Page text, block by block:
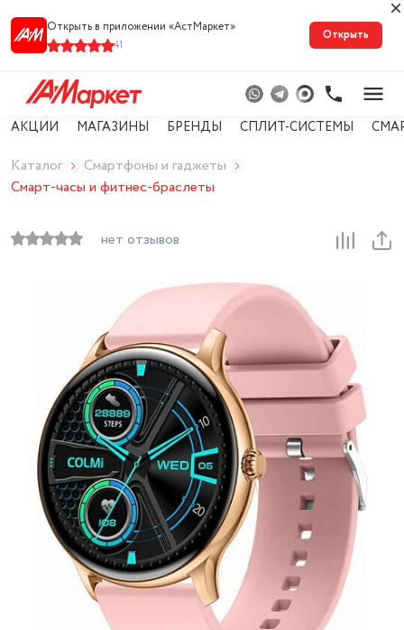
Открыть в приложении «АстМарке‪т‬»
41
Открыть
АКЦИИ МАГАЗИНЫ БРЕНДЫ СПЛИТ-СИСТЕМЫ
Каталог
Смартфоны и гаджеты
Смарт-часы и фитнес-браслеты
нет отзывов